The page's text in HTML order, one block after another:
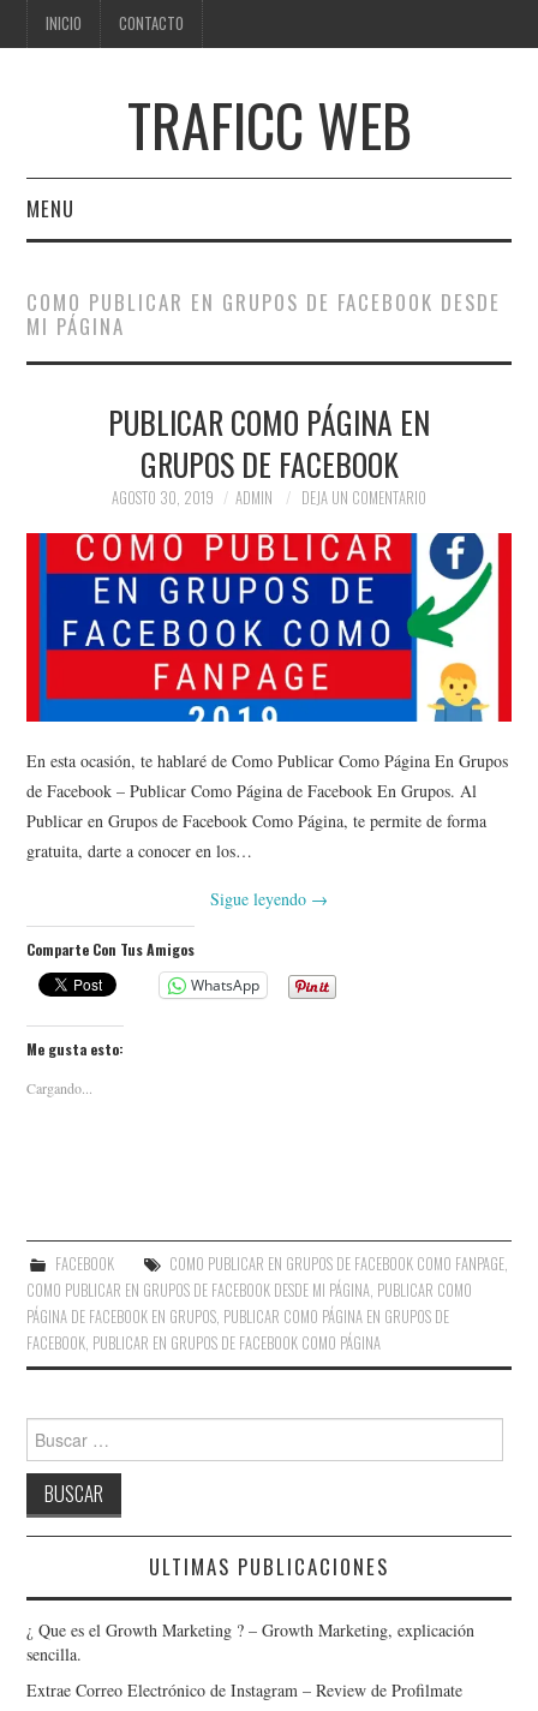
INICIO CONTACTO
TRAFICC WEB
MENU
CONTACTO
COMO PUBLICAR EN GRUPOS DE FACEBOOK DESDE
MI PÁGINA
PUBLICAR COMO PÁGINA EN
GRUPOS DE FACEBOOK
AGOSTO 30, 2019 ADMIN DEJA UN COMENTARIO
En esta ocasión, te hablaré de Como Publicar Como Página En Grupos
de Facebook – Publicar Como Página de Facebook En Grupos. Al
Publicar en Grupos de Facebook Como Página, te permite de forma
gratuita, darte a conocer en los…
Sigue leyendo →
Comparte Con Tus Amigos
WhatsApp
Me gusta esto:
Cargando...
FACEBOOK COMO PUBLICAR EN GRUPOS DE FACEBOOK COMO FANPAGE,
COMO PUBLICAR EN GRUPOS DE FACEBOOK DESDE MI PÁGINA, PUBLICAR COMO
PÁGINA DE FACEBOOK EN GRUPOS, PUBLICAR COMO PÁGINA EN GRUPOS DE
FACEBOOK, PUBLICAR EN GRUPOS DE FACEBOOK COMO PÁGINA
Buscar:
ULTIMAS PUBLICACIONES
¿ Que es el Growth Marketing ? – Growth Marketing, explicación
sencilla.
Extrae Correo Electrónico de Instagram – Review de Profilmate